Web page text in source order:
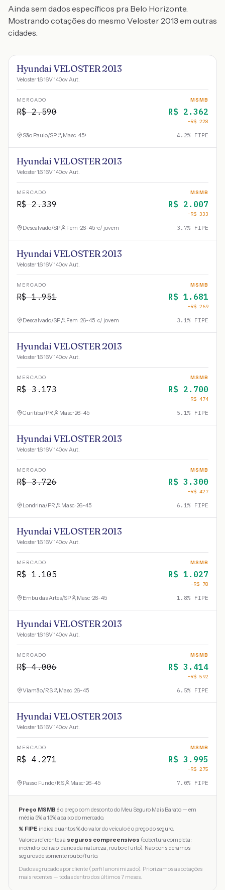
Ainda sem dados específicos pra Belo Horizonte.
Mostrando cotações do mesmo Veloster 2013 em outras
cidades.
Hyundai VELOSTER 2013
Veloster 1.6 16V 140cv Aut.
MERCADO
R$2.590
MSMB
R$ 2.362
−R$ 228
São Paulo/SP Masc · 45+ 4.2% FIPE
Hyundai VELOSTER 2013
Veloster 1.6 16V 140cv Aut.
MERCADO
R$2.339
MSMB
R$ 2.007
−R$ 333
Descalvado/SP Fem · 26-45 · c/ jovem 3.7% FIPE
Hyundai VELOSTER 2013
Veloster 1.6 16V 140cv Aut.
MERCADO
R$1.951
MSMB
R$ 1.681
−R$ 269
Descalvado/SP Fem · 26-45 · c/ jovem 3.1% FIPE
Hyundai VELOSTER 2013
Veloster 1.6 16V 140cv Aut.
MERCADO
R$3.173
MSMB
R$ 2.700
−R$ 474
Curitiba/PR Masc · 26-45 5.1% FIPE
Hyundai VELOSTER 2013
Veloster 1.6 16V 140cv Aut.
MERCADO
R$3.726
MSMB
R$ 3.300
−R$ 427
Londrina/PR Masc · 26-45 6.1% FIPE
Hyundai VELOSTER 2013
Veloster 1.6 16V 140cv Aut.
MERCADO
R$1.105
MSMB
R$ 1.027
−R$ 78
Embu das Artes/SP Masc · 26-45 1.8% FIPE
Hyundai VELOSTER 2013
Veloster 1.6 16V 140cv Aut.
MERCADO
R$4.006
MSMB
R$ 3.414
−R$ 592
Viamão/RS Masc · 26-45 6.5% FIPE
Hyundai VELOSTER 2013
Veloster 1.6 16V 140cv Aut.
MERCADO
R$4.271
MSMB
R$ 3.995
−R$ 275
Passo Fundo/RS Masc · 26-45 7.0% FIPE
Preço MSMB é o preço com desconto do Meu Seguro Mais Barato — em
média 5% a 15% abaixo do mercado.
% FIPE indica quantos % do valor do veículo é o preço do seguro.
Valores referentes a seguros compreensivos (cobertura completa:
incêndio, colisão, danos da natureza, roubo e furto). Não consideramos
seguros de somente roubo/furto.
Dados agrupados por cliente (perfil anonimizado). Priorizamos as cotações
mais recentes — todas dentro dos últimos 7 meses.